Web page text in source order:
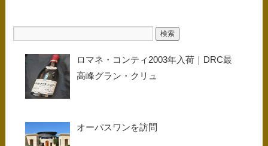
ロマネ・コンティ2003年入荷｜DRC最
高峰グラン・クリュ
オーパスワンを訪問